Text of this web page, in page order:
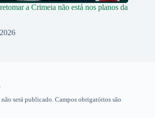
a Crimeia não está nos planos da
será publicado. Campos obrigatórios são